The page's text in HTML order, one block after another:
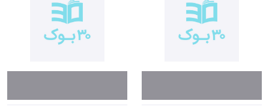
پرکشش و عاطفی را پیش می‌برد و از سوی دیگر، تصویری دقیق از جامعه،
مناسبات قدرت، وضعیت روشنفکران و جایگاه هنر را به نمایش می‌گذارد. نثر
بزرگ علوی در این رمان روان، شفاف و در عین حال ادبی است و همین